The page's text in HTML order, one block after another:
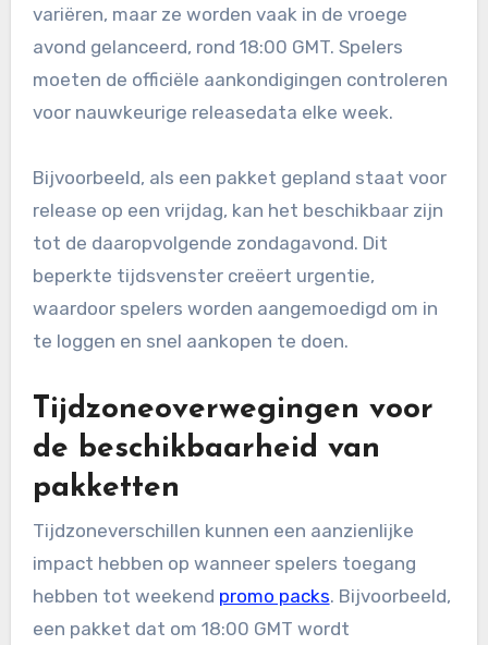
variëren, maar ze worden vaak in de vroege
avond gelanceerd, rond 18:00 GMT. Spelers
moeten de officiële aankondigingen controleren
voor nauwkeurige releasedata elke week.
Bijvoorbeeld, als een pakket gepland staat voor
release op een vrijdag, kan het beschikbaar zijn
tot de daaropvolgende zondagavond. Dit
beperkte tijdsvenster creëert urgentie,
waardoor spelers worden aangemoedigd om in
te loggen en snel aankopen te doen.
Tijdzoneoverwegingen voor
de beschikbaarheid van
pakketten
Tijdzoneverschillen kunnen een aanzienlijke
impact hebben op wanneer spelers toegang
hebben tot weekend promo packs. Bijvoorbeeld,
een pakket dat om 18:00 GMT wordt